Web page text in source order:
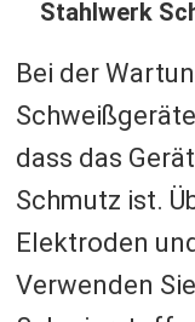
Stahlwerk
Bei der
dass das
Schmutz ist.
Elektroden
Verwenden